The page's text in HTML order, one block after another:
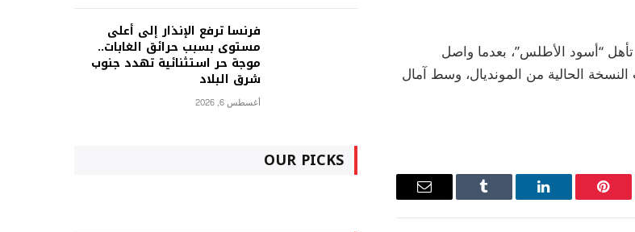
“أسود الأطلس”، بعدما واصل
الحالية من المونديال، وسط آمال
بينتيريستلينكدإن Tumblr
البريد
فرنسا ترفع الإنذار إلى أعلى
مستوى بسبب حرائق الغابات..
موجة حر استثنائية تهدد جنوب
شرق البلاد
أغسطس 6, 2026
OUR PICKS